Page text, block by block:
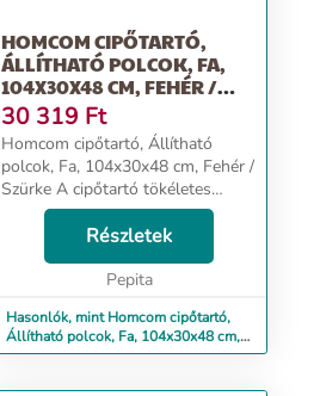
HOMCOM CIPŐTARTÓ,
ÁLLÍTHATÓ POLCOK, FA,
104X30X48 CM, FEHÉR /
SZÜRKE
30 319 Ft
Homcom cipőtartó, Állítható
polcok, Fa, 104x30x48 cm, Fehér /
Szürke A cipőtartó tökéletes
bármely házba való belépéshez.
Modern kialakítású, legfeljebb 10
pár cipőt tartalmazó tárolóhely és
Részletek
Pepita
Hasonlók, mint Homcom cipőtartó,
Állítható polcok, Fa, 104x30x48 cm,
Fehér / Szürke